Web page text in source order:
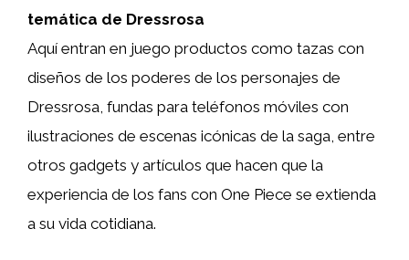
temática de Dressrosa
Aquí entran en juego productos como tazas con
diseños de los poderes de los personajes de
Dressrosa, fundas para teléfonos móviles con
ilustraciones de escenas icónicas de la saga, entre
otros gadgets y artículos que hacen que la
experiencia de los fans con One Piece se extienda
a su vida cotidiana.